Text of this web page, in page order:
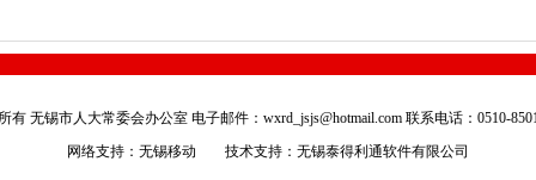
有 无锡市人大常委会办公室 电子邮件：wxrd_jsjs@hotmail.com 联系电话：0510-
网络支持：无锡移动 技术支持： 无锡泰得利通软件有限公司